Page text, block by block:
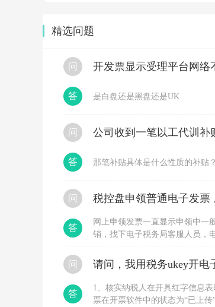
精选问题
开发票显示受理平台网络
问
是白盘还是黑盘还是UK
答
问
那笔补贴具体是什么性质的补贴
答
税控盘申领普通电子发票
问
网上申领发票一直显示申领中一
销，找下电子税务局客服人员，
答
问
1、核实纳税人在开具红字信息
票在开票软件中的状态为“已上
答